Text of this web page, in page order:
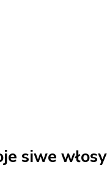
siwe włosy